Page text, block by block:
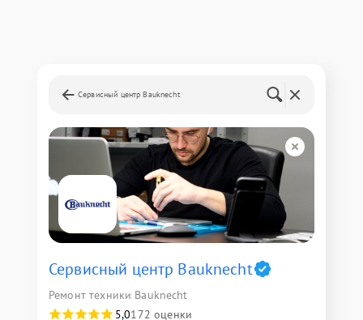
Сервисный центр Bauknecht
Сервисный центр Bauknecht
Ремонт техники Bauknecht
5,0172 оценки